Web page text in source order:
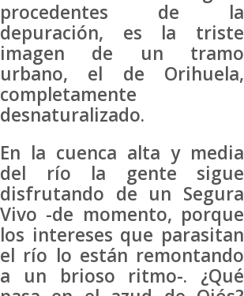
procedentes de la
depuración, es la triste
imagen de un tramo
urbano, el de Orihuela,
completamente
desnaturalizado.
En la cuenca alta y media
del río la gente sigue
disfrutando de un Segura
Vivo -de momento, porque
los intereses que parasitan
el río lo están remontando
a un brioso ritmo-. ¿Qué